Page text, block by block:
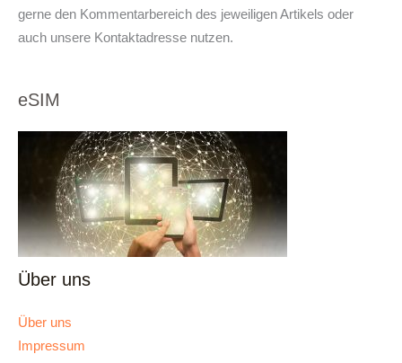
gerne den Kommentarbereich des jeweiligen Artikels oder
auch unsere Kontaktadresse nutzen.
eSIM
Über uns
Über uns
Impressum